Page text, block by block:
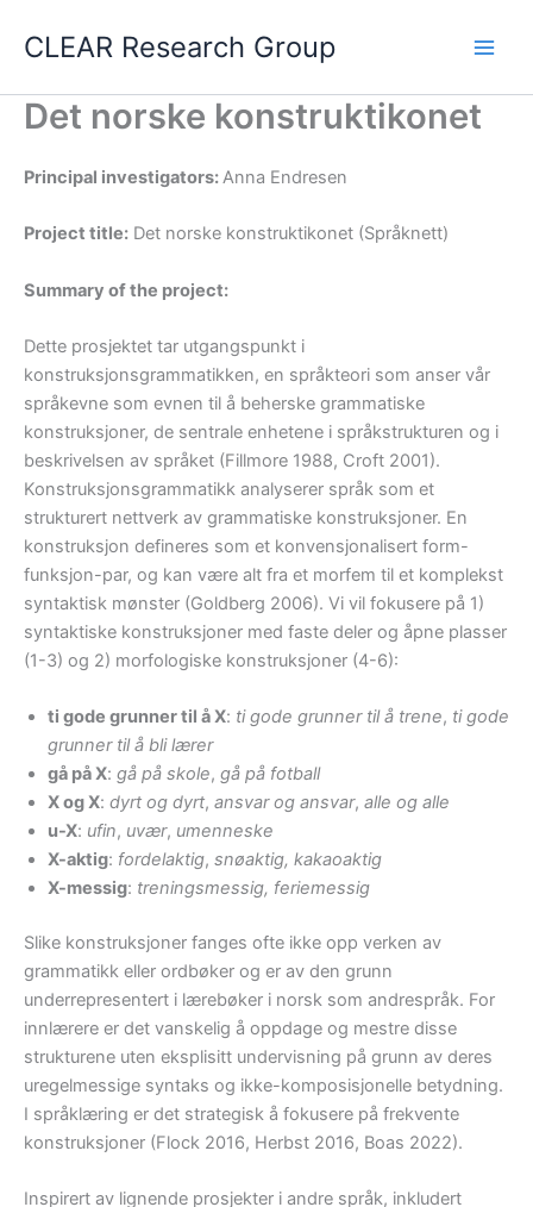
CLEAR Research Group
Det norske konstruktikonet
Principal investigators:Anna Endresen
Project title: Det norske konstruktikonet (Språknett)
Summary of the project:
Dette prosjektet tar utgangspunkt i
konstruksjonsgrammatikken, en språkteori som anser vår
språkevne som evnen til å beherske grammatiske
konstruksjoner, de sentrale enhetene i språkstrukturen og i
beskrivelsen av språket (Fillmore 1988, Croft 2001).
Konstruksjonsgrammatikk analyserer språk som et
strukturert nettverk av grammatiske konstruksjoner. En
konstruksjon defineres som et konvensjonalisert form-
funksjon-par, og kan være alt fra et morfem til et komplekst
syntaktisk mønster (Goldberg 2006). Vi vil fokusere på 1)
syntaktiske konstruksjoner med faste deler og åpne plasser
(1-3) og 2) morfologiske konstruksjoner (4-6):
ti gode grunner til å X: ti gode grunner til å trene, ti gode
grunner til å bli lærer
gå på X: gå på skole, gå på fotball
X og X: dyrt og dyrt, ansvar og ansvar, alle og alle
u-X: ufin, uvær, umenneske
X-aktig: fordelaktig, snøaktig, kakaoaktig
X-messig: treningsmessig, feriemessig
Slike konstruksjoner fanges ofte ikke opp verken av
grammatikk eller ordbøker og er av den grunn
underrepresentert i lærebøker i norsk som andrespråk. For
innlærere er det vanskelig å oppdage og mestre disse
strukturene uten eksplisitt undervisning på grunn av deres
uregelmessige syntaks og ikke-komposisjonelle betydning.
I språklæring er det strategisk å fokusere på frekvente
konstruksjoner (Flock 2016, Herbst 2016, Boas 2022).
Inspirert av lignende prosjekter i andre språk, inkludert